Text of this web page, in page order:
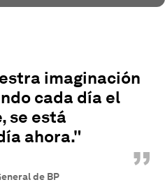
imaginación
cada día el
se está
ahora."
”
de BP